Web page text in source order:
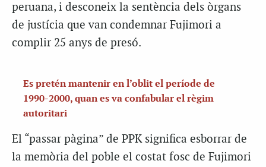
peruana, i desconeix la sentència dels òrgans
de justícia que van condemnar Fujimori a
complir 25 anys de presó.
Es pretén mantenir en l’oblit el període de
1990-2000, quan es va confabular el règim
autoritari
El “passar pàgina” de PPK significa esborrar de
la memòria del poble el costat fosc de Fujimori